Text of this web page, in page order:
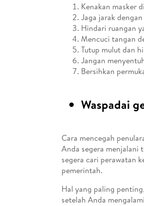
Kenakan masker
Jaga jarak
Hindari ruangan
Mencuci tangan
Tutup mulut dan
Jangan
Bersihkan
Waspadai
Cara mencegah
Anda segera menjalani
segera cari perawatan
pemerintah.
Hal yang paling
setelah Anda